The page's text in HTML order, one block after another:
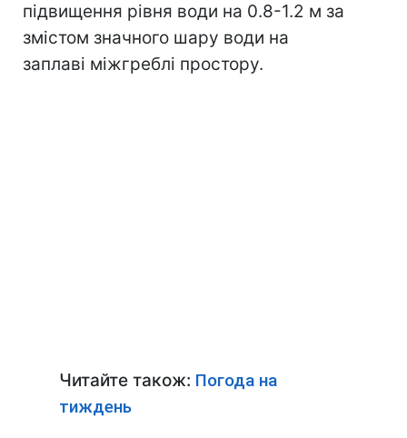
підвищення рівня води на 0.8-1.2 м за
змістом значного шару води на
заплаві міжгреблі простору.
Читайте також: Погода на
тиждень